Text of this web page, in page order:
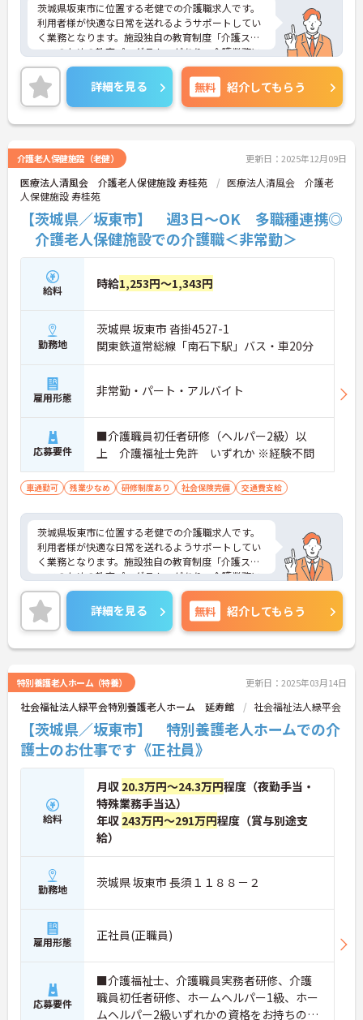
茨城県坂東市に位置する老健での介護職求人です。
利用者様が快適な日常を送れるようサポートしてい
く業務となります。施設独自の教育制度「介護スタ
ッフのための教育プログラム」があり、介護業務に
必要な医学・看護・リハビリテーションの実践的知
識を学ぶことで医療者の視点を持つ介護のプロフェ
ッショナルを育てます。手当も充実しており、日頃
の頑張りもしっかり評価してもらえます。ご興味あ
る方には、面接対策ポイントなど、さらに詳細をお
詳細を見る 無料 紹介してもらう
介護老人保健施設（老健） 更新日：2025年12月09日
医療法人清風会 介護老人保健施設 寿桂苑
医療法人清風会 介護老
人保健施設 寿桂苑
【茨城県／坂東市】 週3日～OK 多職種連携◎
介護老人保健施設での介護職＜非常勤＞
給料 時給1,253円～1,343円
勤務地
茨城県 坂東市 沓掛4527-1
関東鉄道常総線「南石下駅」バス・車20分
雇用形態 非常勤・パート・アルバイト
応募要件
■介護職員初任者研修（ヘルパー2級）以
上 介護福祉士免許 いずれか ※経験不問
車通勤可 残業少なめ 研修制度あり 社会保険完備 交通費支給
茨城県坂東市に位置する老健での介護職求人です。
利用者様が快適な日常を送れるようサポートしてい
く業務となります。施設独自の教育制度「介護スタ
ッフのための教育プログラム」があり、介護業務に
必要な医学・看護・リハビリテーションの実践的知
識を学ぶことで医療者の視点を持つ介護のプロフェ
ッショナルを育てます。手当も充実しており、日頃
の頑張りもしっかり評価してもらえます。ご興味あ
る方には、面接対策ポイントなど、さらに詳細をお
詳細を見る 無料 紹介してもらう
特別養護老人ホーム（特養） 更新日：2025年03月14日
社会福祉法人緑平会特別養護老人ホーム 延寿館 社会福祉法人緑平会
【茨城県／坂東市】 特別養護老人ホームでの介
護士のお仕事です《正社員》
給料
月収 20.3万円～24.3万円程度（夜勤手当・
特殊業務手当込）
年収 243万円～291万円程度（賞与別途支
給）
勤務地 茨城県 坂東市 長須１１８８－２
雇用形態 正社員(正職員)
応募要件
■介護福祉士、介護職員実務者研修、介護
職員初任者研修、ホームヘルパー1級、ホー
ムヘルパー2級いずれかの資格をお持ちの方